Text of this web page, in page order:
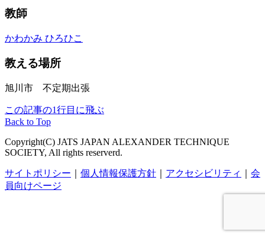
教師
かわかみ ひろひこ
教える場所
旭川市 不定期出張
この記事の1行目に飛ぶ
Back to Top
Copyright(C) JATS JAPAN ALEXANDER TECHNIQUE
SOCIETY, All rights reserverd.
サイトポリシー 個人情報保護方針 アクセシビリティ
会
員向けページ